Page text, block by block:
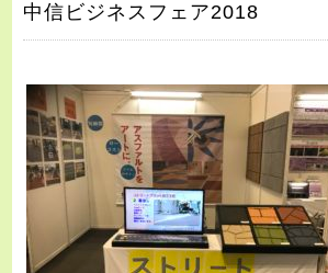
中信ビジネスフェア2018